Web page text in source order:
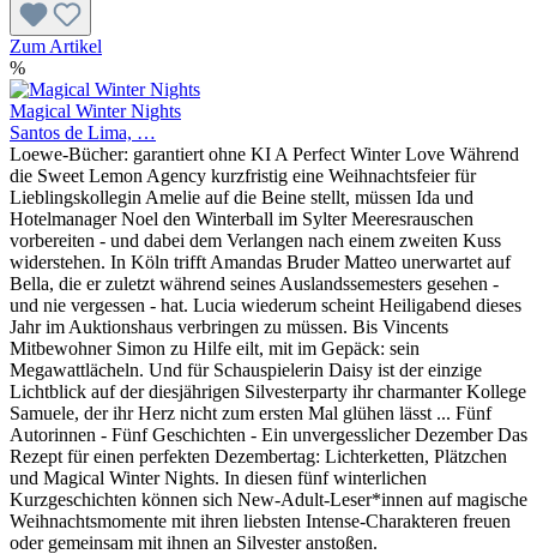
Zum Artikel
%
Magical Winter Nights
Santos de Lima, …
Loewe-Bücher: garantiert ohne KI A Perfect Winter Love Während
die Sweet Lemon Agency kurzfristig eine Weihnachtsfeier für
Lieblingskollegin Amelie auf die Beine stellt, müssen Ida und
Hotelmanager Noel den Winterball im Sylter Meeresrauschen
vorbereiten - und dabei dem Verlangen nach einem zweiten Kuss
widerstehen. In Köln trifft Amandas Bruder Matteo unerwartet auf
Bella, die er zuletzt während seines Auslandssemesters gesehen -
und nie vergessen - hat. Lucia wiederum scheint Heiligabend dieses
Jahr im Auktionshaus verbringen zu müssen. Bis Vincents
Mitbewohner Simon zu Hilfe eilt, mit im Gepäck: sein
Megawattlächeln. Und für Schauspielerin Daisy ist der einzige
Lichtblick auf der diesjährigen Silvesterparty ihr charmanter Kollege
Samuele, der ihr Herz nicht zum ersten Mal glühen lässt ... Fünf
Autorinnen - Fünf Geschichten - Ein unvergesslicher Dezember Das
Rezept für einen perfekten Dezembertag: Lichterketten, Plätzchen
und Magical Winter Nights. In diesen fünf winterlichen
Kurzgeschichten können sich New-Adult-Leser*innen auf magische
Weihnachtsmomente mit ihren liebsten Intense-Charakteren freuen
oder gemeinsam mit ihnen an Silvester anstoßen.